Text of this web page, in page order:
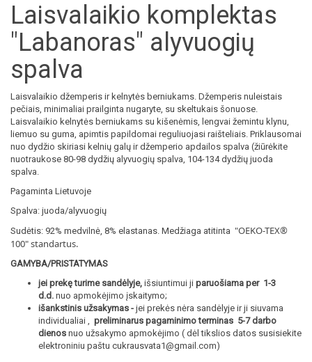
Laisvalaikio komplektas
"Labanoras" alyvuogių
spalva
Laisvalaikio džemperis ir kelnytės berniukams. Džemperis nuleistais
pečiais, minimaliai prailginta nugaryte, su skeltukais šonuose.
Laisvalaikio kelnytės berniukams su kišenėmis, lengvai žemintu klynu,
liemuo su guma, apimtis papildomai reguliuojasi raišteliais. Priklausomai
nuo dydžio skiriasi kelnių galų ir džemperio apdailos spalva (žiūrėkite
nuotraukose 80-98 dydžių alyvuogių spalva, 104-134 dydžių juoda
spalva.
Pagaminta Lietuvoje
Spalva: juoda/alyvuogių
Sudėtis: 92% medvilnė, 8% elastanas. Medžiaga atitinta "OEKO-TEX®
100" standartus.
GAMYBA/PRISTATYMAS
jei prekę turime sandėlyje, išsiuntimui ji paruošiama per 1-3
d.d. nuo apmokėjimo įskaitymo;
išankstinis užsakymas - jei prekės nėra sandėlyje ir ji siuvama
individualiai , preliminarus pagaminimo terminas 5-7 darbo
dienos nuo užsakymo apmokėjimo ( dėl tikslios datos susisiekite
elektroniniu paštu cukrausvata1@gmail.com)